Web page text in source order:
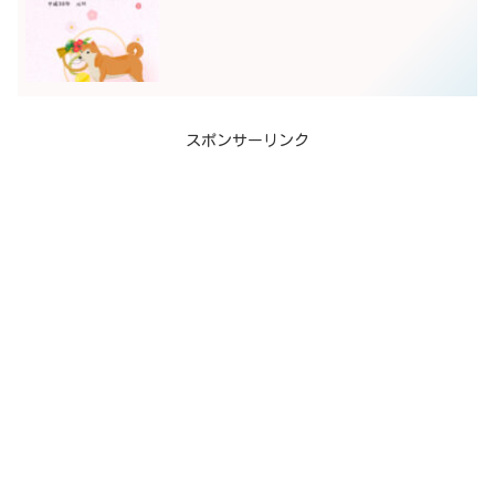
スポンサーリンク